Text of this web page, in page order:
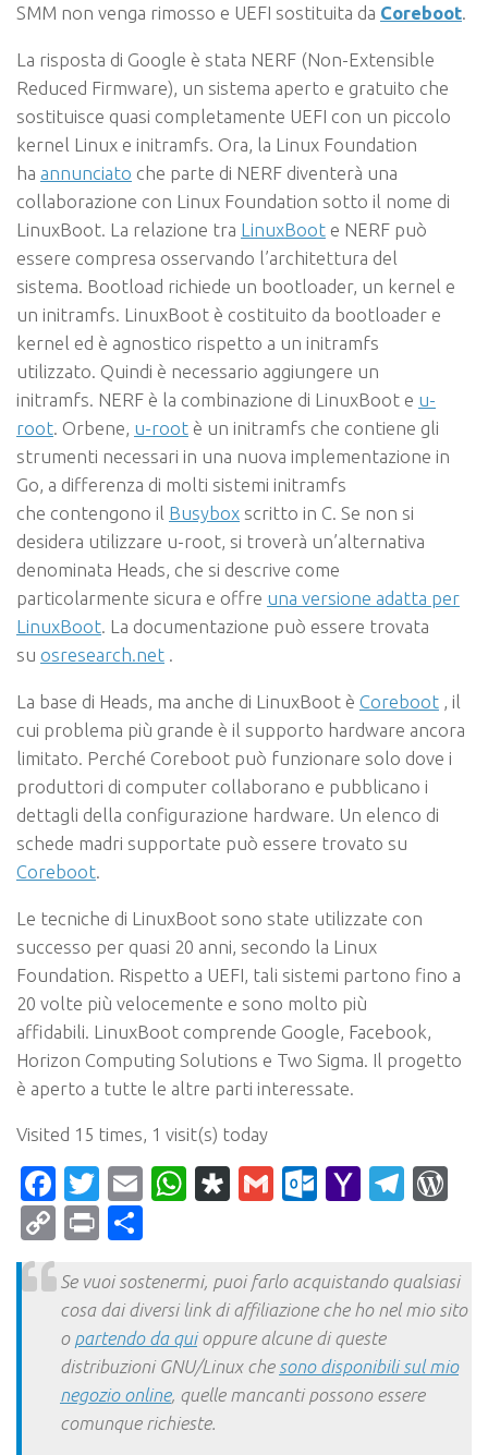
SMM non venga rimosso e UEFI sostituita da Coreboot.
La risposta di Google è stata NERF (Non-Extensible
Reduced Firmware), un sistema aperto e gratuito che
sostituisce quasi completamente UEFI con un piccolo
kernel Linux e initramfs. Ora, la Linux Foundation
ha annunciato che parte di NERF diventerà una
collaborazione con Linux Foundation sotto il nome di
LinuxBoot. La relazione tra LinuxBoot e NERF può
essere compresa osservando l’architettura del
sistema. Bootload richiede un bootloader, un kernel e
un initramfs. LinuxBoot è costituito da bootloader e
kernel ed è agnostico rispetto a un initramfs
utilizzato. Quindi è necessario aggiungere un
initramfs. NERF è la combinazione di LinuxBoot e u-
root. Orbene, u-root è un initramfs che contiene gli
strumenti necessari in una nuova implementazione in
Go, a differenza di molti sistemi initramfs
che contengono il Busybox scritto in C. Se non si
desidera utilizzare u-root, si troverà un’alternativa
denominata Heads, che si descrive come
particolarmente sicura e offre una versione adatta per
LinuxBoot. La documentazione può essere trovata
su osresearch.net .
La base di Heads, ma anche di LinuxBoot è Coreboot , il
cui problema più grande è il supporto hardware ancora
limitato. Perché Coreboot può funzionare solo dove i
produttori di computer collaborano e pubblicano i
dettagli della configurazione hardware. Un elenco di
schede madri supportate può essere trovato su
Coreboot.
Le tecniche di LinuxBoot sono state utilizzate con
successo per quasi 20 anni, secondo la Linux
Foundation. Rispetto a UEFI, tali sistemi partono fino a
20 volte più velocemente e sono molto più
affidabili. LinuxBoot comprende Google, Facebook,
Horizon Computing Solutions e Two Sigma. Il progetto
è aperto a tutte le altre parti interessate.
Visited 15 times, 1 visit(s) today
Facebook
Twitter
EmailWhatsApp
Diaspora
Gmail Yahoo
CopyPrint
Se vuoi sostenermi, puoi farlo acquistando qualsiasi
cosa dai diversi link di affiliazione che ho nel mio sito
o partendo da quioppure alcune di queste
distribuzioni GNU/Linux che sono disponibili sul mio
negozio online, quelle mancanti possono essere
comunque richieste.